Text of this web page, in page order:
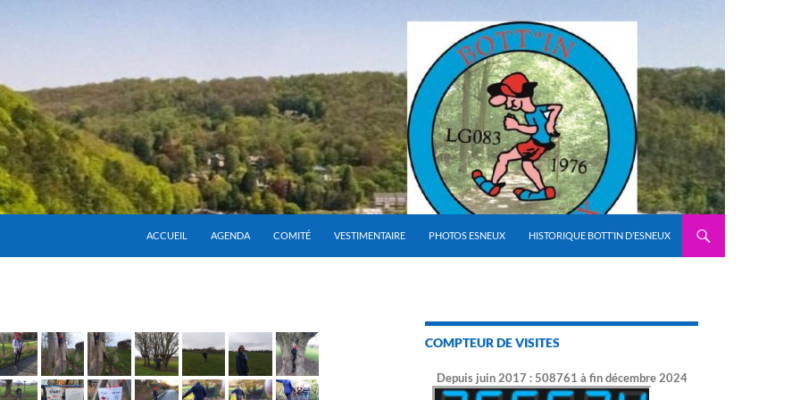
ACCUEIL AGENDA COMITÉ VESTIMENTAIRE PHOTOS ESNEUX HISTORIQUE BOTT’IN D’ESNEUX
COMPTEUR DE VISITES
Depuis juin 2017 : 508761 à fin décembre 2024